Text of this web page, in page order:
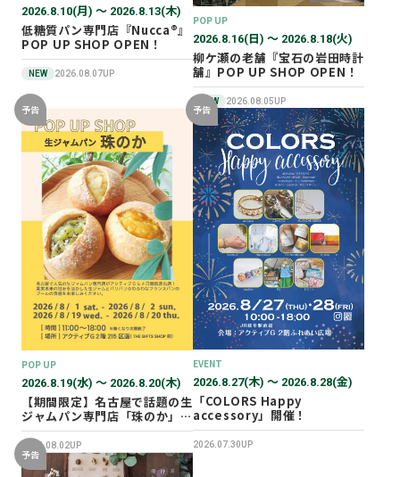
2026.8.10(月) 〜 2026.8.13(木)
低糖質パン専門店『Nucca®』
POP UP SHOP OPEN！
NEW 2026.08.07UP
POP UP
2026.8.16(日) 〜 2026.8.18(火)
柳ケ瀬の老舗『宝石の岩田時計
舗』POP UP SHOP OPEN！
NEW 2026.08.05UP
予告
POP UP
2026.8.19(水) 〜 2026.8.20(木)
【期間限定】名古屋で話題の生
ジャムパン専門店「珠のか」
POP UP SHOP
2026.08.02UP
予告
EVENT
2026.8.27(木) 〜 2026.8.28(金)
「COLORS Happy
accessory」開催！
2026.07.30UP
予告